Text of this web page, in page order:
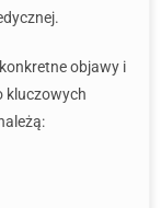
objawy i
kluczowych